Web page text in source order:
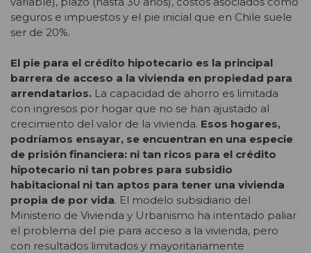
seguros e impuestos y el pie inicial que en Chile suele
ser de 20%.
El pie para el crédito hipotecario es la principal
barrera de acceso a la vivienda en propiedad para
arrendatarios. La capacidad de ahorro es limitada
con ingresos por hogar que no se han ajustado al
crecimiento del valor de la vivienda. Esos hogares,
podríamos ensayar, se encuentran en una especie
de prisión financiera: ni tan ricos para el crédito
hipotecario ni tan pobres para subsidio
habitacional ni tan aptos para tener una vivienda
propia de por vida. El modelo subsidiario del
Ministerio de Vivienda y Urbanismo ha intentado paliar
el problema del pie para acceso a la vivienda, pero
con resultados limitados y mayoritariamente